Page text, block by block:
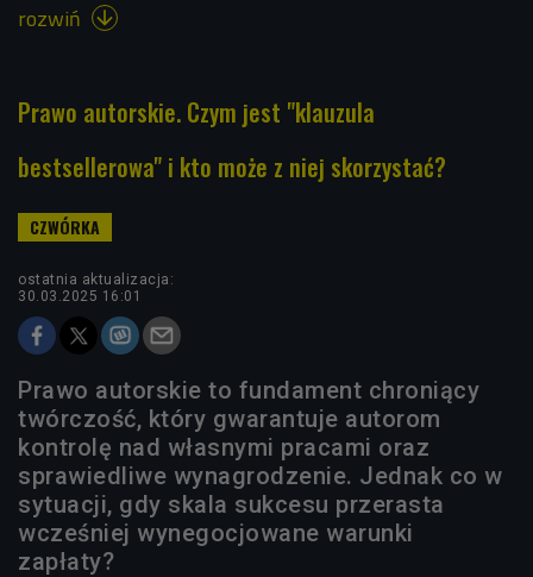
rozwiń 
Prawo autorskie. Czym jest "klauzula
bestsellerowa" i kto może z niej skorzystać?
ostatnia aktualizacja:
30.03.2025 16:01
Prawo autorskie to fundament chroniący
twórczość, który gwarantuje autorom
kontrolę nad własnymi pracami oraz
sprawiedliwe wynagrodzenie. Jednak co w
sytuacji, gdy skala sukcesu przerasta
wcześniej wynegocjowane warunki
zapłaty?